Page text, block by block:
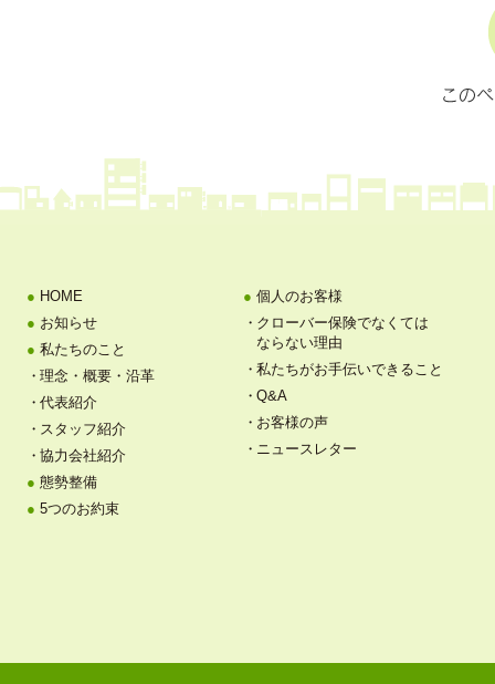
HOME
お知らせ
私たちのこと
理念・概要・沿革
代表紹介
スタッフ紹介
協力会社紹介
態勢整備
5つのお約束
個人のお客様
クローバー保険でなくては
ならない理由
私たちがお手伝いできること
Q&A
お客様の声
ニュースレター